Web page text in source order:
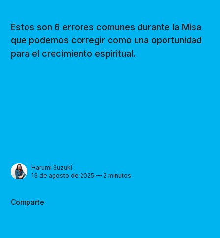
Estos son 6 errores comunes durante la Misa
que podemos corregir como una oportunidad
para el crecimiento espiritual.
Harumi Suzuki
13 de agosto de 2025 — 2 minutos
Comparte